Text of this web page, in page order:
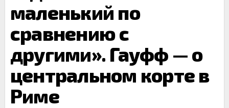
маленький по
сравнению с
другими». Гауфф — о
центральном корте в
Риме